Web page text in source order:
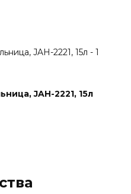
JAH-2221, 15л